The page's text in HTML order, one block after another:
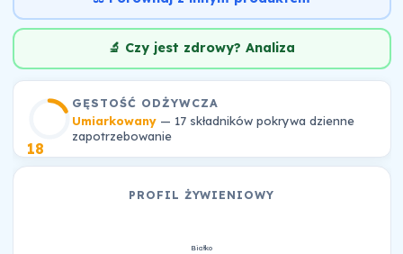
🔬 Czy jest zdrowy? Analiza
18
GĘSTOŚĆ ODŻYWCZA
Umiarkowany— 17 składników pokrywa dzienne
zapotrzebowanie
PROFIL ŻYWIENIOWY
Białko